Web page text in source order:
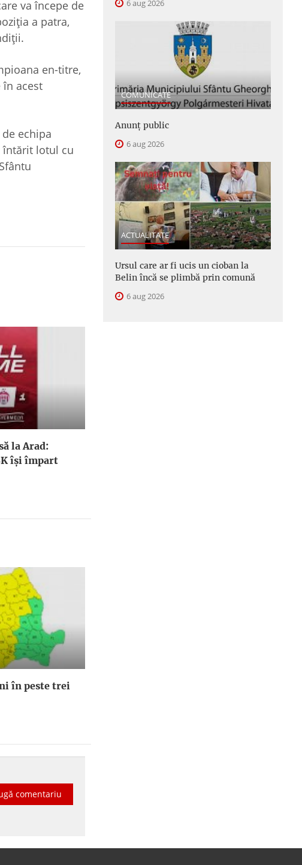
va începe de
a patra,
en-titre,
în acest
echipa
întărit lotul cu
la Arad:
îşi împart
în peste trei
comentariu
6 aug 2026
COMUNICATE
Anunţ public
6 aug 2026
ACTUALITATE
Ursul care ar fi ucis un cioban la
Belin încă se plimbă prin comună
6 aug 2026